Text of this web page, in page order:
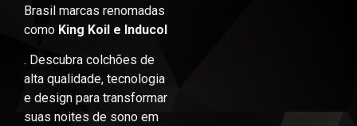
Brasil marcas renomadas
como King Koil e Inducol
. Descubra colchões de
alta qualidade, tecnologia
e design para transformar
suas noites de sono em